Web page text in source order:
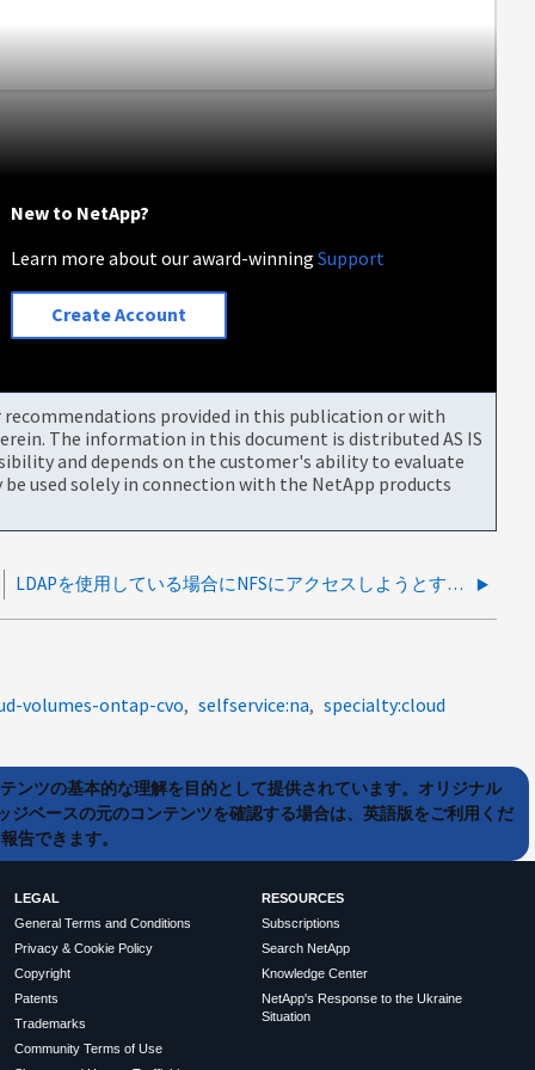
New to NetApp?
Learn more about our award-winningSupport
Create Account
provided in this publication or with
The information in this document is distributed AS IS
and depends on the customer's ability to evaluate
used solely in connection with the NetApp products
LDAPを使用している場合にNFSにアクセスしようとすると、信頼できるドメインのユーザに権限が拒否される
volumes-ontap-cvo selfservice:na specialty:cloud
ンツの基本的な理解を目的として提供されています。オリジナル
ベースの元のコンテンツを確認する場合は、英語版をご利用くだ
告できます。
LEGAL
General Terms and Conditions
Privacy & Cookie Policy
Copyright
Patents
Trademarks
Community Terms of Use
RESOURCES
Subscriptions
Search NetApp
Knowledge Center
NetApp's Response to the Ukraine
Situation